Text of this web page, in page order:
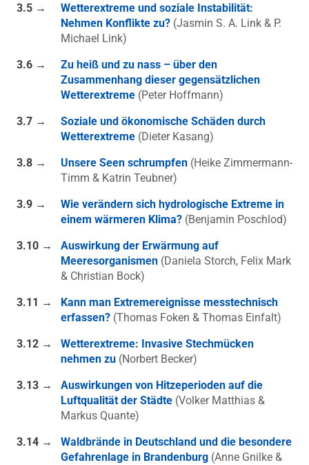
3.5 →
Wetterextreme und soziale Instabilität:
Nehmen Konflikte zu? (Jasmin S. A. Link & P.
Michael Link)
3.6 →
Zu heiß und zu nass – über den
Zusammenhang dieser gegensätzlichen
Wetterextreme (Peter Hoffmann)
3.7 →
Soziale und ökonomische Schäden durch
Wetterextreme (Dieter Kasang)
3.8 →
Unsere Seen schrumpfen (Heike Zimmermann-
Timm & Katrin Teubner)
3.9 →
Wie verändern sich hydrologische Extreme in
einem wärmeren Klima? (Benjamin Poschlod)
3.10 →
Auswirkung der Erwärmung auf
Meeresorganismen (Daniela Storch, Felix Mark
& Christian Bock)
3.11 →
Kann man Extremereignisse messtechnisch
erfassen? (Thomas Foken & Thomas Einfalt)
3.12 →
Wetterextreme: Invasive Stechmücken
nehmen zu (Norbert Becker)
3.13 →
Auswirkungen von Hitzeperioden auf die
Luftqualität der Städte (Volker Matthias &
Markus Quante)
3.14 →
Waldbrände in Deutschland und die besondere
Gefahrenlage in Brandenburg (Anne Gnilke &